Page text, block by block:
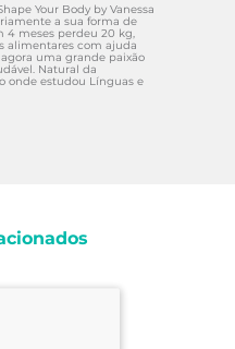
Your Body by Vanessa
a sua forma de
4 meses perdeu 20 kg,
alimentares com ajuda
uma grande paixão
Natural da
onde estudou Línguas e